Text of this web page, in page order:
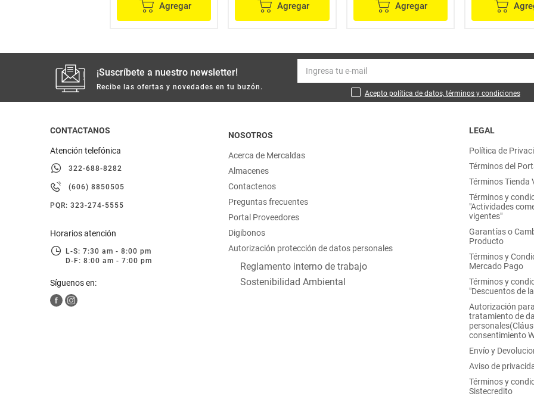
Agregar Agregar Agregar
¡Suscríbete a nuestro newsletter!
Recibe las ofertas y novedades en tu buzón.
Acepto política de datos, términos y condiciones
CONTACTANOS
Atención telefónica
322-688-8282
(606) 8850505
PQR: 323-274-5555
Horarios atención
L-S: 7:30 am - 8:00 pm
D-F: 8:00 am - 7:00 pm
Síguenos en:
NOSOTROS
Acerca de Mercaldas
Almacenes
Contactenos
Preguntas frecuentes
Portal Proveedores
Digibonos
Autorización protección de datos personales
Reglamento interno de trabajo
Sostenibilidad Ambiental
LEGAL
Política de
Términos del
Términos Tienda
Términos y
"Actividades
vigentes"
Garantías o
Producto
Términos y
Mercado Pago
Términos y
"Descuentos de
Autorización
tratamiento de
consentimiento
Envío y
Aviso de
Términos y
Sistecredito